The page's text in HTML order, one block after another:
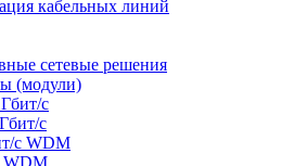
кабельных линий
сетевые решения
(модули)
c
c
с WDM
WDM